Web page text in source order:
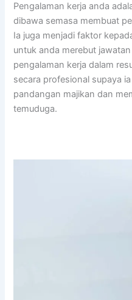
Pengalaman kerja anda
dibawa semasa membuat
Ia juga menjadi faktor
untuk anda merebut
pengalaman kerja dalam
secara profesional supaya
pandangan majikan dan
temuduga.